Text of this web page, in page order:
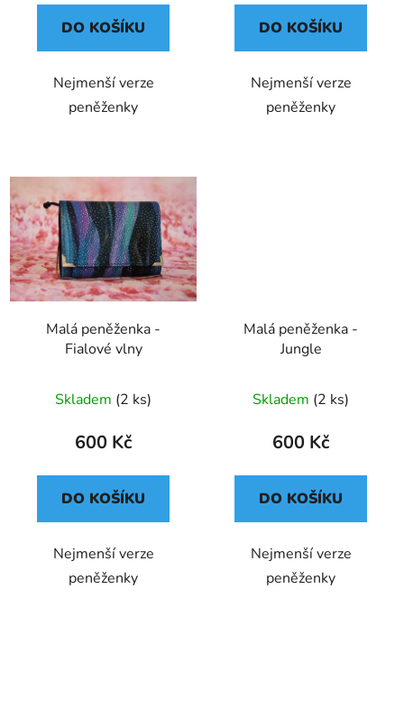
DO KOŠÍKU
Nejmenší verze
peněženky
2,6
z
hvězdiček.
DO KOŠÍKU
Nejmenší verze
peněženky
Malá peněženka -
Fialové vlny
hodnocení
produktu
5,0
z
hvězdiček.
Skladem (2 ks)
600 Kč
DO KOŠÍKU
Nejmenší verze
peněženky
Malá peněženka -
Jungle
Skladem (2 ks)
600 Kč
DO KOŠÍKU
Nejmenší verze
peněženky